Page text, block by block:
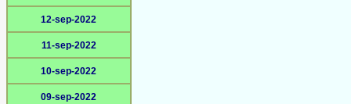
12-sep-2022
11-sep-2022
10-sep-2022
09-sep-2022